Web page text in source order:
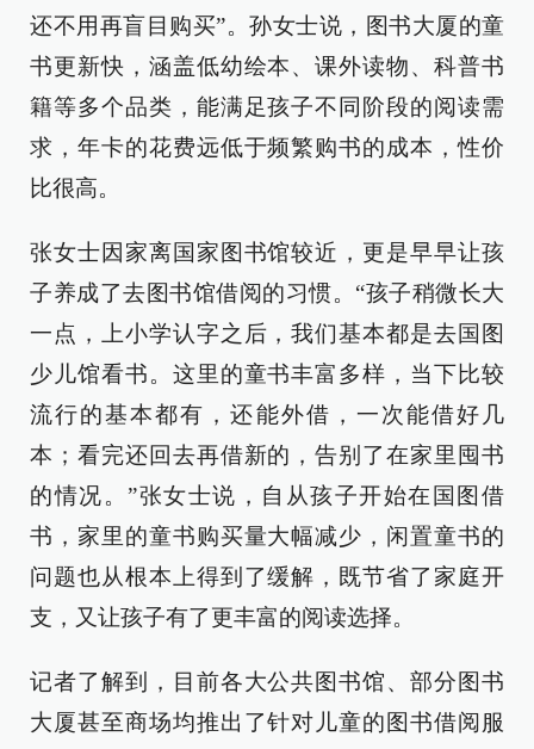
还不用再盲目购买”。孙女士说，图书大厦的童
书更新快，涵盖低幼绘本、课外读物、科普书
籍等多个品类，能满足孩子不同阶段的阅读需
求，年卡的花费远低于频繁购书的成本，性价
比很高。
张女士因家离国家图书馆较近，更是早早让孩
子养成了去图书馆借阅的习惯。“孩子稍微长大
一点，上小学认字之后，我们基本都是去国图
少儿馆看书。这里的童书丰富多样，当下比较
流行的基本都有，还能外借，一次能借好几
本；看完还回去再借新的，告别了在家里囤书
的情况。”张女士说，自从孩子开始在国图借
书，家里的童书购买量大幅减少，闲置童书的
问题也从根本上得到了缓解，既节省了家庭开
支，又让孩子有了更丰富的阅读选择。
记者了解到，目前各大公共图书馆、部分图书
大厦甚至商场均推出了针对儿童的图书借阅服